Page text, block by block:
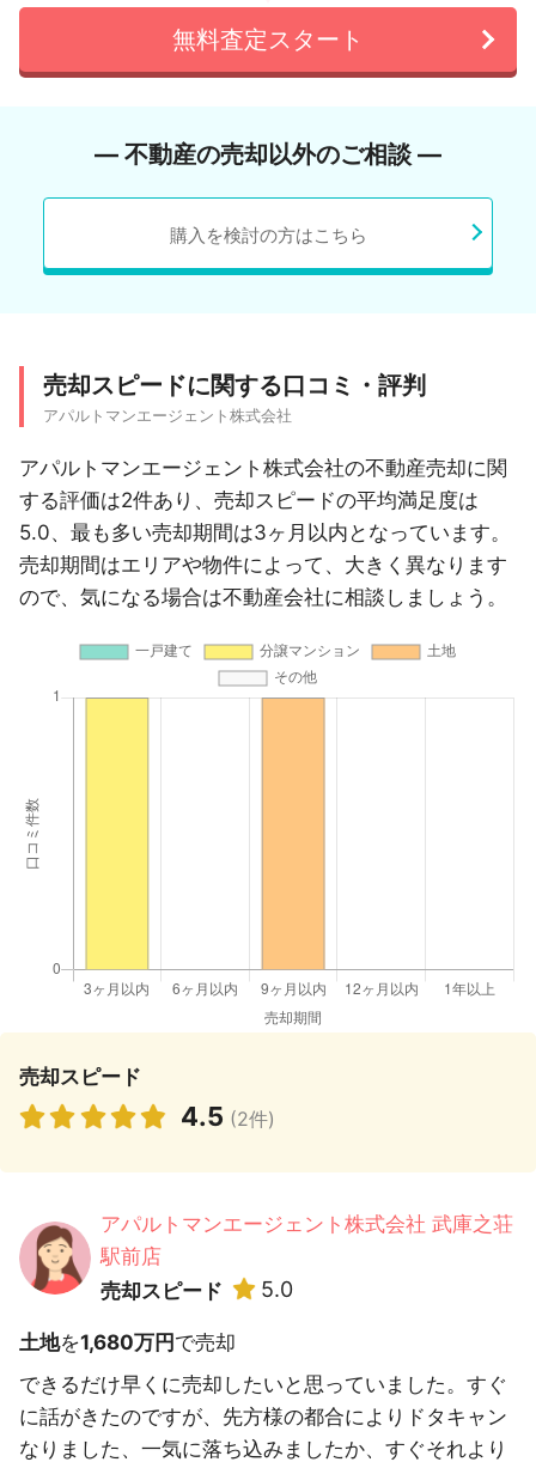
無料査定スタート
― 不動産の売却以外のご相談 ―
購入を検討の方はこちら
売却スピードに関する口コミ・評判
アパルトマンエージェント株式会社
アパルトマンエージェント株式会社の不動産売却に関
する評価は2件あり、売却スピードの平均満足度は
5.0、最も多い売却期間は3ヶ月以内となっています。
売却期間はエリアや物件によって、大きく異なります
ので、気になる場合は不動産会社に相談しましょう。
売却スピード
4.5 (2件)
アパルトマンエージェント株式会社 武庫之荘
駅前店
売却スピード
5.0
土地を1,680万円で売却
できるだけ早くに売却したいと思っていました。すぐ
に話がきたのですが、先方様の都合によりドタキャン
なりました、一気に落ち込みましたか、すぐそれより